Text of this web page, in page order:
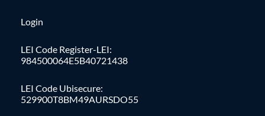
Login
LEI Code Register-LEI:
984500064E5B40721438
LEI Code Ubisecure:
529900T8BM49AURSDO55